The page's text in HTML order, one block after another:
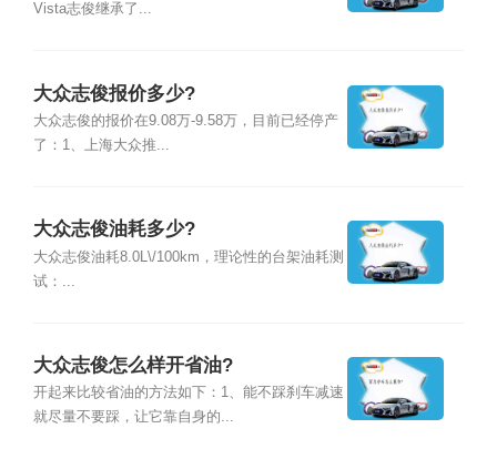
Vista志俊继承了...
大众志俊报价多少?
大众志俊的报价在9.08万-9.58万，目前已经停产
了：1、上海大众推...
大众志俊油耗多少?
大众志俊油耗8.0L\/100km，理论性的台架油耗测
试：...
大众志俊怎么样开省油?
开起来比较省油的方法如下：1、能不踩刹车减速
就尽量不要踩，让它靠自身的...